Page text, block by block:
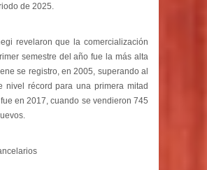
de 2025.
revelaron que la comercialización
semestre del año fue la más alta
se registro, en 2005, superando al
nivel récord para una primera mitad
en 2017, cuando se vendieron 745